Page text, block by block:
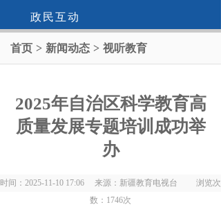
政民互动
首页 > 新闻动态 > 视听教育
2025年自治区科学教育高
质量发展专题培训成功举
办
时间：2025-11-10 17:06 来源：新疆教育电视台 浏览次
数： 1746次